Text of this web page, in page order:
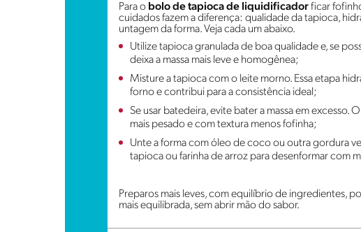
Para o bolo de tapioca de liquidificadorficar
cuidados fazem a diferença: qualidade da tapioca,
untagem da forma. Veja cada um abaixo.
Utilize tapioca granulada de boa qualidade e, se
deixa a massa mais leve e homogênea;
Misture a tapioca com o leite morno. Essa etapa
forno e contribui para a consistência ideal;
Se usar batedeira, evite bater a massa em excesso.
mais pesado e com textura menos fofinha;
Unte a forma com óleo de coco ou outra gordura
tapioca ou farinha de arroz para desenformar com
Preparos mais leves, com equilíbrio de ingredientes,
mais equilibrada, sem abrir mão do sabor.